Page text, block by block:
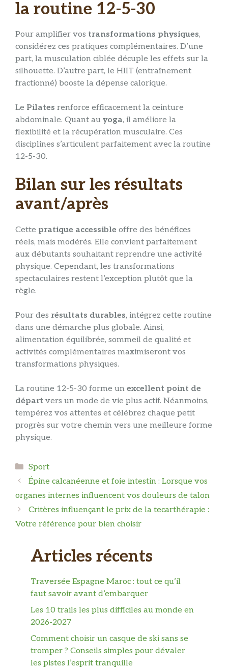
la routine 12-5-30
Pour amplifier vos transformations physiques,
considérez ces pratiques complémentaires. D’une
part, la musculation ciblée décuple les effets sur la
silhouette. D’autre part, le HIIT (entraînement
fractionné) booste la dépense calorique.
Le Pilates renforce efficacement la ceinture
abdominale. Quant au yoga, il améliore la
flexibilité et la récupération musculaire. Ces
disciplines s’articulent parfaitement avec la routine
12-5-30.
Bilan sur les résultats
avant/après
Cette pratique accessible offre des bénéfices
réels, mais modérés. Elle convient parfaitement
aux débutants souhaitant reprendre une activité
physique. Cependant, les transformations
spectaculaires restent l’exception plutôt que la
règle.
Pour des résultats durables, intégrez cette routine
dans une démarche plus globale. Ainsi,
alimentation équilibrée, sommeil de qualité et
activités complémentaires maximiseront vos
transformations physiques.
La routine 12-5-30 forme un excellent point de
départ vers un mode de vie plus actif. Néanmoins,
tempérez vos attentes et célébrez chaque petit
progrès sur votre chemin vers une meilleure forme
physique.
Catégories
Sport
Épine calcanéenne et foie intestin : Lorsque vos
organes internes influencent vos douleurs de talon
Critères influençant le prix de la tecarthérapie :
Votre référence pour bien choisir
Articles récents
Traversée Espagne Maroc : tout ce qu’il
faut savoir avant d’embarquer
Les 10 trails les plus difficiles au monde en
2026-2027
Comment choisir un casque de ski sans se
tromper ? Conseils simples pour dévaler
les pistes l’esprit tranquille